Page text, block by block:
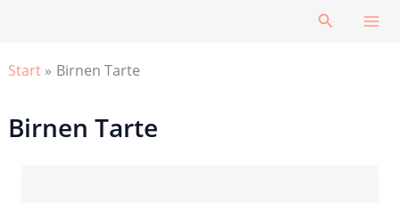
Suchen
Start Birnen Tarte
Birnen Tarte